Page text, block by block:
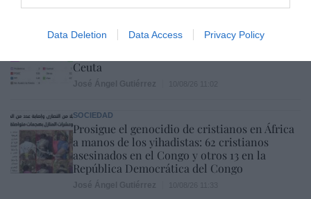
Data Deletion Data Access Privacy Policy
Hoy destacamos
Encuestas. El PSOE aguanta por encima de
Ceuta
SOCIEDAD
Prosigue el genocidio de cristianos en África
a manos de los yihadistas: 62 cristianos
asesinados en el Congo y otros 13 en la
República Democrática del Congo